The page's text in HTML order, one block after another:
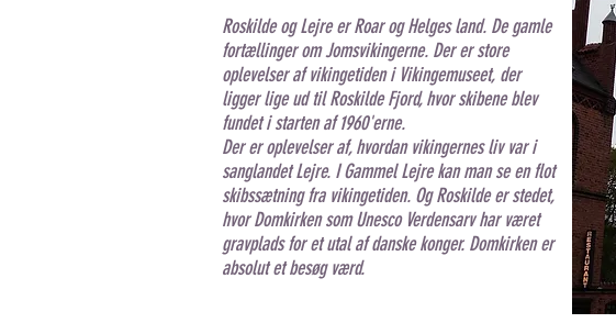
Roskilde og Lejre er Roar og Helges land. De gamle
fortællinger om Jomsvikingerne. Der er store
oplevelser af vikingetiden i Vikingemuseet, der
ligger lige ud til Roskilde Fjord, hvor skibene blev
fundet i starten af 1960'erne.
Der er oplevelser af, hvordan vikingernes liv var i
sanglandet Lejre. I Gammel Lejre kan man se en flot
skibssætning fra vikingetiden. Og Roskilde er stedet,
hvor Domkirken som Unesco Verdensarv har været
gravplads for et utal af danske konger. Domkirken er
absolut et besøg værd.